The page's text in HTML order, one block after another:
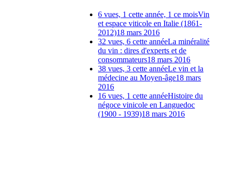
6 vues, 1 cette année, 1 ce moisVin
et espace viticole en Italie (1861-
2012)18 mars 2016
32 vues, 6 cette annéeLa minéralité
du vin : dires d'experts et de
consommateurs18 mars 2016
38 vues, 3 cette annéeLe vin et la
médecine au Moyen-âge18 mars
2016
16 vues, 1 cette annéeHistoire du
négoce vinicole en Languedoc
(1900 - 1939)18 mars 2016